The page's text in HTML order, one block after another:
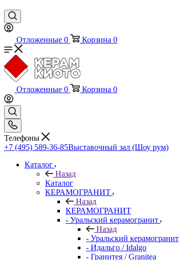
Отложенные 0 Корзина 0
Отложенные 0 Корзина 0
Телефоны
+7 (495) 589-36-85Выставочный зал (Шоу рум)
Каталог
Назад
Каталог
КЕРАМОГРАНИТ
Назад
КЕРАМОГРАНИТ
- Уральский керамогранит
Назад
- Уральский керамогранит
- Идальго / Idalgo
- Гранитея / Granitea